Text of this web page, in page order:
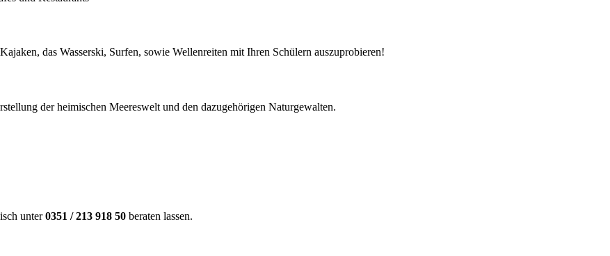
das Wasserski, Surfen, sowie Wellenreiten mit Ihren Schülern auszuprobieren!
der heimischen Meereswelt und den dazugehörigen Naturgewalten.
unter0351 / 213 918 50 beraten lassen.